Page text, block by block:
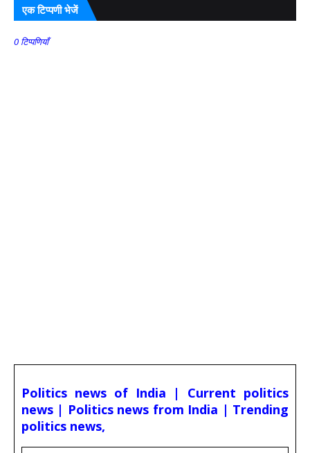
एक टिप्पणी भेजें
0 टिप्पणियाँ
Politics news of India | Current politics
news | Politics news from India | Trending
politics news,